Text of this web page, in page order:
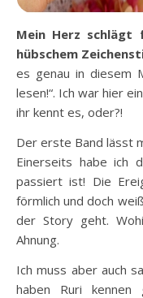
Mein Herz schlägt
hübschem
es genau in diesem
lesen!“. Ich war hier
ihr kennt es, oder?!
Der erste Band lässt
Einerseits habe ich
passiert ist! Die
förmlich und doch
der Story geht.
Ahnung.
Ich muss aber auch
haben Ruri